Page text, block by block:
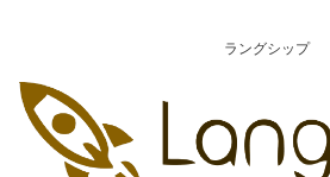
ラングシップ